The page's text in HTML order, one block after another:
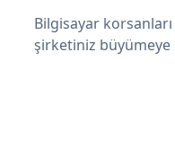
Bilgisayar
şirketiniz büyümeye